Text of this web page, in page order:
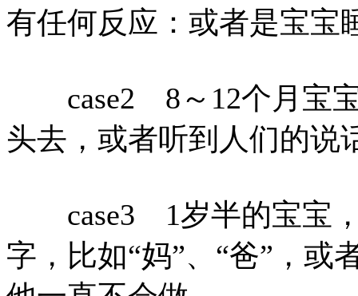
有任何反应：或者是宝宝
case2 8～12个月宝宝
头去，或者听到人们的说
case3 1岁半的宝宝，
字，比如“妈”、“爸”，或